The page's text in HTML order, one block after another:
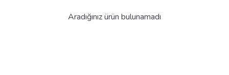
Aradığınız ürün bulunamadı